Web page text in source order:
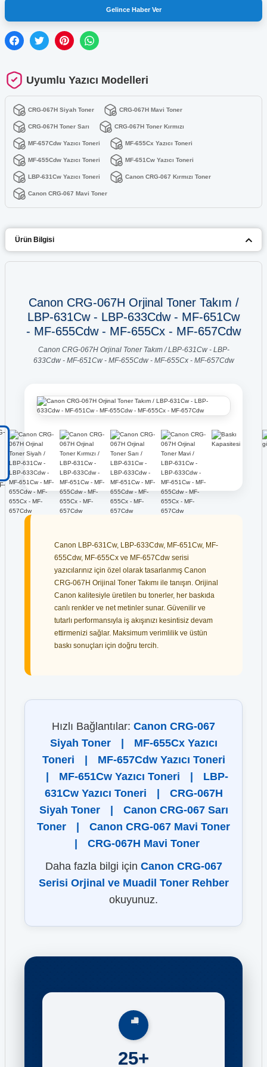
Gelince Haber Ver
Uyumlu Yazıcı Modelleri
CRG-067H Siyah Toner CRG-067H Mavi Toner
CRG-067H Toner Sarı CRG-067H Toner Kırmızı
MF-657Cdw Yazıcı Toneri MF-655Cx Yazıcı Toneri
MF-655Cdw Yazıcı Toneri MF-651Cw Yazıcı Toneri
LBP-631Cw Yazıcı Toneri Canon CRG-067 Kırmızı Toner
Canon CRG-067 Mavi Toner
Ürün Bilgisi
Canon CRG-067H Orjinal Toner Takım /
LBP-631Cw - LBP-633Cdw - MF-651Cw
- MF-655Cdw - MF-655Cx - MF-657Cdw
Canon CRG-067H Orjinal Toner Takım / LBP-631Cw - LBP-
633Cdw - MF-651Cw - MF-655Cdw - MF-655Cx - MF-657Cdw
Canon LBP-631Cw, LBP-633Cdw, MF-651Cw, MF-
655Cdw, MF-655Cx ve MF-657Cdw serisi
yazıcılarınız için özel olarak tasarlanmış Canon
CRG-067H Orijinal Toner Takımı ile tanışın. Orijinal
Canon kalitesiyle üretilen bu tonerler, her baskıda
canlı renkler ve net metinler sunar. Güvenilir ve
tutarlı performansıyla iş akışınızı kesintisiz devam
ettirmenizi sağlar. Maksimum verimlilik ve üstün
baskı sonuçları için doğru tercih.
Hızlı Bağlantılar: Canon CRG-067
Siyah Toner
MF-655Cx Yazıcı
Toneri
MF-657Cdw Yazıcı Toneri
MF-651Cw Yazıcı Toneri
LBP-
631Cw Yazıcı Toneri
CRG-067H
Siyah Toner
Canon CRG-067 Sarı
Toner
Canon CRG-067 Mavi Toner
CRG-067H Mavi Toner
Daha fazla bilgi için Canon CRG-067
Serisi Orjinal ve Muadil Toner Rehber
okuyunuz.
25+